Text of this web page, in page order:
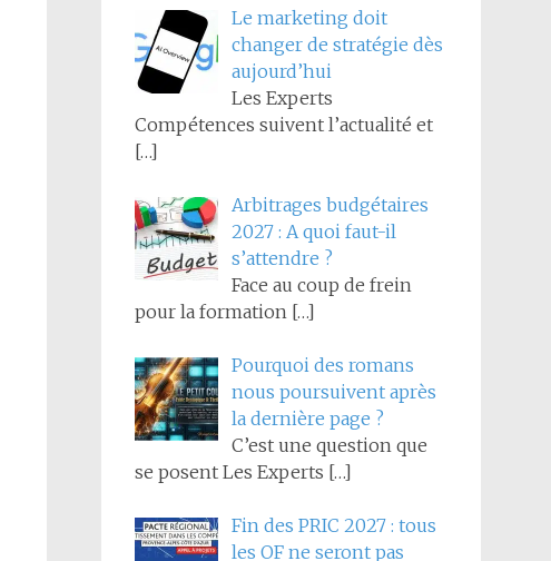
Le marketing doit
changer de stratégie dès
aujourd’hui
Les Experts
Compétences suivent l’actualité et
[…]
Arbitrages budgétaires
2027 : A quoi faut-il
s’attendre ?
Face au coup de frein
pour la formation […]
Pourquoi des romans
nous poursuivent après
la dernière page ?
C’est une question que
se posent Les Experts […]
Fin des PRIC 2027 : tous
les OF ne seront pas